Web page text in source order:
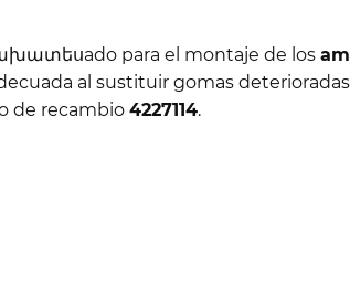
para el montaje de los
al sustituir gomas
de recambio 4227114.